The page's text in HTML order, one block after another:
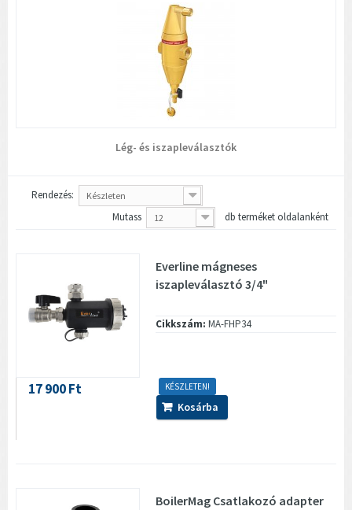
Lég- és iszapleválasztók
Rendezés: Készleten
Mutass 12 db terméket oldalanként
Everline mágneses
iszapleválasztó 3/4"
Cikkszám: MA-FHP34
KÉSZLETEN!
17 900 Ft
Kosárba
BoilerMag Csatlakozó adapter